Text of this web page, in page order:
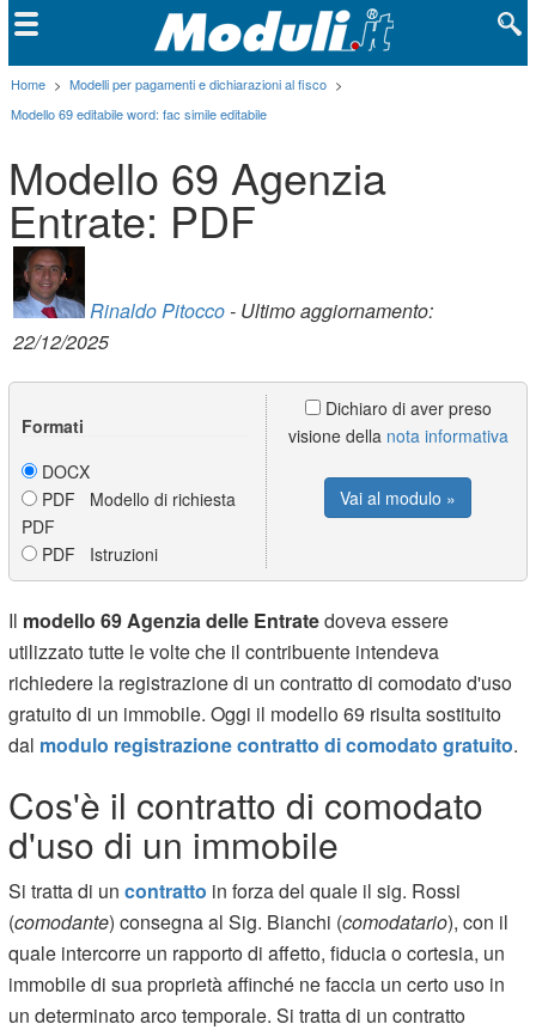
Home > Modelli per pagamenti e dichiarazioni al fisco >
Modello 69 editabile word: fac simile editabile
Modello 69 Agenzia
Entrate: PDF
Rinaldo Pitocco- Ultimo aggiornamento:
22/12/2025
Formati
DOCX
PDF Modello di richiesta
PDF
PDF Istruzioni
Dichiaro di aver preso
visione della nota informativa
Vai al modulo »
Il modello 69 Agenzia delle Entratedoveva essere
utilizzato tutte le volte che il contribuente intendeva
richiedere la registrazione di un contratto di comodato d'uso
gratuito di un immobile. Oggi il modello 69 risulta sostituito
dal modulo registrazione contratto di comodato gratuito.
Cos'è il contratto di comodato
d'uso di un immobile
Si tratta di uncontratto in forza del quale il sig. Rossi
(comodante) consegna al Sig. Bianchi (comodatario), con il
quale intercorre un rapporto di affetto, fiducia o cortesia, un
immobile di sua proprietà affinché ne faccia un certo uso in
un determinato arco temporale. Si tratta di un contratto